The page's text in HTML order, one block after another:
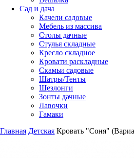
Сад и дача
Качели садовые
Мебель из массива
Столы дачные
Стулья складные
Кресло складное
Кровати раскладные
Скамьи садовые
Шатры/Тенты
Шезлонги
Зонты дачные
Лавочки
Гамаки
Главная Детская Кровать "Соня"